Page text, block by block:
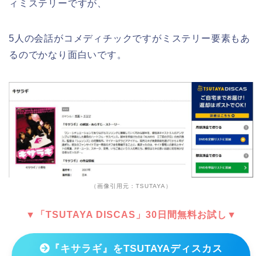
ィミステリーですが、
5人の会話がコメディチックですがミステリー要素もあ
るのでかなり面白いです。
（画像引用元：TSUTAYA）
▼「TSUTAYA DISCAS」30日間無料お試し▼
『キサラギ』をTSUTAYAディスカス